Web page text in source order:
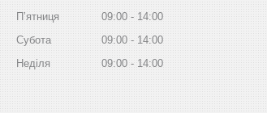
Пʼятниця
09:00
14:00
Субота
09:00
14:00
Неділя
09:00 14:00